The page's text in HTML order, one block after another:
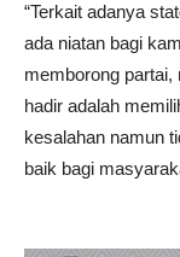
“Terkait adanya
ada niatan bagi
memborong
hadir adalah
kesalahan namun
baik bagi